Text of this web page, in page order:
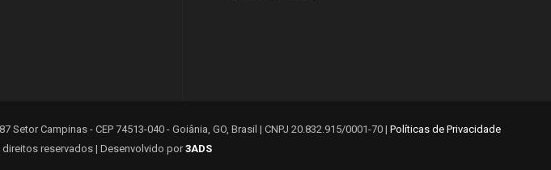
Campinas - CEP 74513-040 - Goiânia, GO, Brasil | CNPJ 20.832.915/0001-70 | Políticas de Privacidade
direitos reservados | Desenvolvido por3ADS